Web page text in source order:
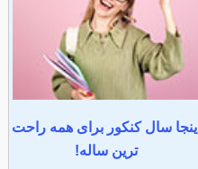
اینجا سال کنکور برای همه راحت
ترین ساله!